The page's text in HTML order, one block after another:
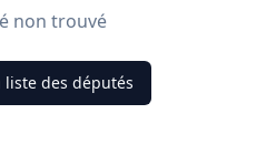
non trouvé
liste des députés